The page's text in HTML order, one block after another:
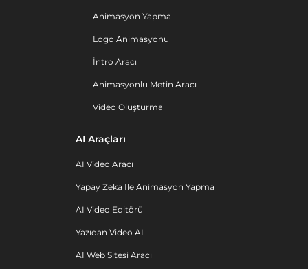
Animasyon Yapma
Logo Animasyonu
İntro Aracı
Animasyonlu Metin Aracı
Video Oluşturma
AI Araçları
AI Video Aracı
Yapay Zeka Ile Animasyon Yapma
AI Video Editörü
Yazıdan Video AI
AI Web Sitesi Aracı